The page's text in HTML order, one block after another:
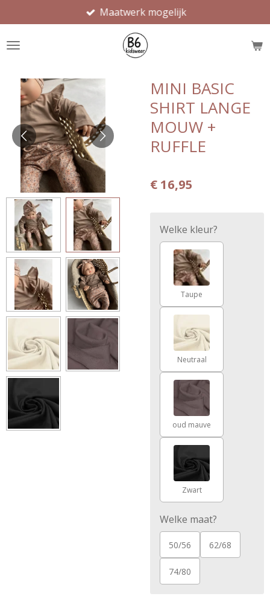
direct
naar
Maatwerk mogelijk
MINI BASIC
SHIRT LANGE
MOUW +
RUFFLE
€ 16,95
Welke kleur?
Taupe
Neutraal
oud mauve
Zwart
Welke maat?
50/56 62/68
74/80